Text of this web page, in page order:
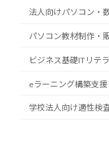
法人向けパソコン・
パソコン教材制作・
ビジネス基礎ITリテ
eラーニング構築支援
学校法人向け適性検